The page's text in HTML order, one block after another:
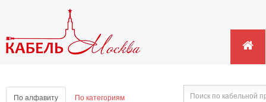
По алфавиту По категориям